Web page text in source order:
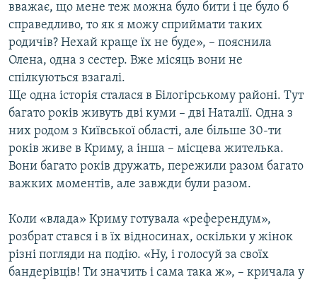
вважає, що мене теж можна було бити і це було б
справедливо, то як я можу сприймати таких
родичів? Нехай краще їх не буде», – пояснила
Олена, одна з сестер. Вже місяць вони не
спілкуються взагалі.
Ще одна історія сталася в Білогірському районі. Тут
багато років живуть дві куми – дві Наталії. Одна з
них родом з Київської області, але більше 30-ти
років живе в Криму, а інша – місцева жителька.
Вони багато років дружать, пережили разом багато
важких моментів, але завжди були разом.
Коли «влада» Криму готувала «референдум»,
розбрат стався і в їх відносинах, оскільки у жінок
різні погляди на подію. «Ну, і голосуй за своїх
бандерівців! Ти значить і сама така ж», – кричала у